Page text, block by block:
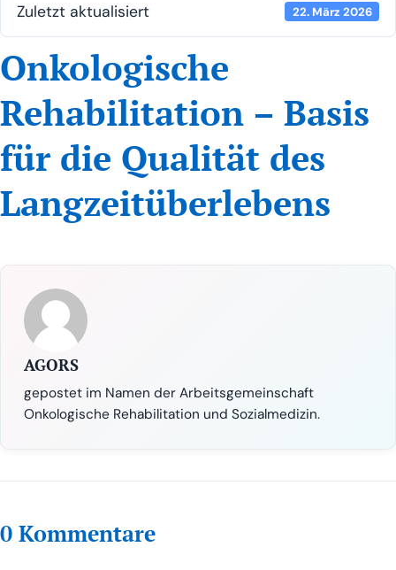
Zuletzt aktua­li­siert 22. März 2026
Onkologische
Rehabilitation – Basis
für die Qualität des
Langzeitüberlebens
AGORS
gepostet im Namen der Arbeitsgemeinschaft
Onkologische Rehabilitation und Sozialmedizin.
0 Kommentare